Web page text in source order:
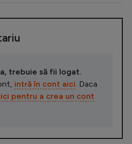
trebuie să fii logat.
intră în cont aici . Daca
pentru a crea un cont